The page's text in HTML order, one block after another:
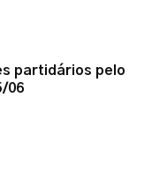
partidários pelo
06